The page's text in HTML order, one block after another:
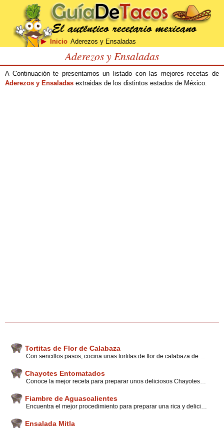
Inicio Aderezos y Ensaladas
Aderezos y Ensaladas
A Continuación te presentamos un listado con las mejores recetas de
Aderezos y Ensaladas extraidas de los distintos estados de México.
Tortitas de Flor de Calabaza
Chayotes Entomatados
Fiambre de Aguascalientes
Ensalada Mitla